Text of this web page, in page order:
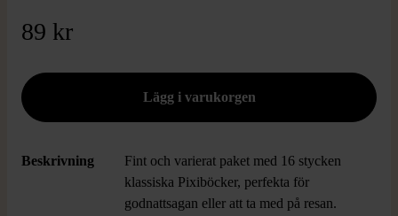
89 kr
Beskrivning
Fint och varierat paket med 16 stycken
klassiska Pixiböcker, perfekta för
godnattsagan eller att ta med på resan.